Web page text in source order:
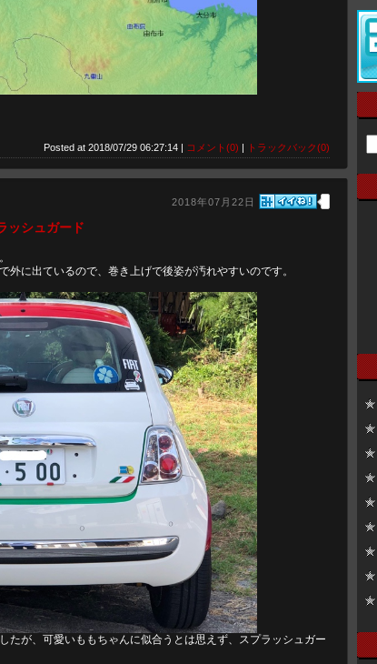
Posted at 2018/07/29 06:27:14 | コメント(0) | トラックバック(0)
2018年07月22日
ッシュガード
外に出ているので、巻き上げで後姿が汚れやすいのです。
たが、可愛いももちゃんに似合うとは思えず、スプラッシュガー